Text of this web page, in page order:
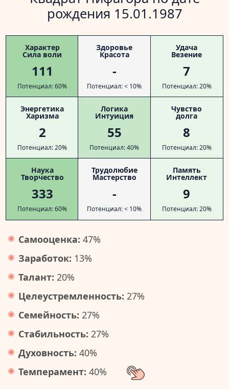
рождения 15.01.1987
Характер
Сила воли
111
Потенциал: 60%
Здоровье
Красота
-
Потенциал: < 10%
Удача
Везение
7
Потенциал: 20%
Энергетика
Харизма
2
Потенциал: 20%
Логика
Интуиция
55
Потенциал: 40%
Чувство
долга
8
Потенциал: 20%
Наука
Творчество
333
Потенциал: 60%
Трудолюбие
Мастерство
-
Потенциал: < 10%
Память
Интеллект
9
Потенциал: 20%
Самооценка: 47%
Заработок: 13%
Талант: 20%
Целеустремленность: 27%
Семейность: 27%
Стабильность: 27%
Духовность: 40%
Темперамент: 40%